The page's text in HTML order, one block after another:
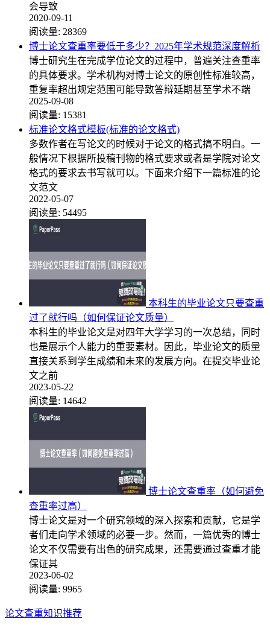
会导致
2020-09-11
阅读量: 28369
博士论文查重率要低于多少？2025年学术规范深度解析
博士研究生在完成学位论文的过程中，普遍关注查重率
的具体要求。学术机构对博士论文的原创性标准较高，
重复率超出规定范围可能导致答辩延期甚至学术不端
2025-09-08
阅读量: 15381
标准论文格式模板(标准的论文格式)
多数作者在写论文的时候对于论文的格式搞不明白。一
般情况下根据所投稿刊物的格式要求或者是学院对论文
格式的要求去书写就可以。下面来介绍下一篇标准的论
文范文
2022-05-07
阅读量: 54495
本科生的毕业论文只要查重
过了就行吗（如何保证论文质量）
本科生的毕业论文是对四年大学学习的一次总结，同时
也是展示个人能力的重要素材。因此，毕业论文的质量
直接关系到学生成绩和未来的发展方向。在提交毕业论
文之前
2023-05-22
阅读量: 14642
博士论文查重率（如何避免
查重率过高）
博士论文是对一个研究领域的深入探索和贡献，它是学
者们走向学术领域的必要一步。然而，一篇优秀的博士
论文不仅需要有出色的研究成果，还需要通过查重才能
保证其
2023-06-02
阅读量: 9965
论文查重知识推荐